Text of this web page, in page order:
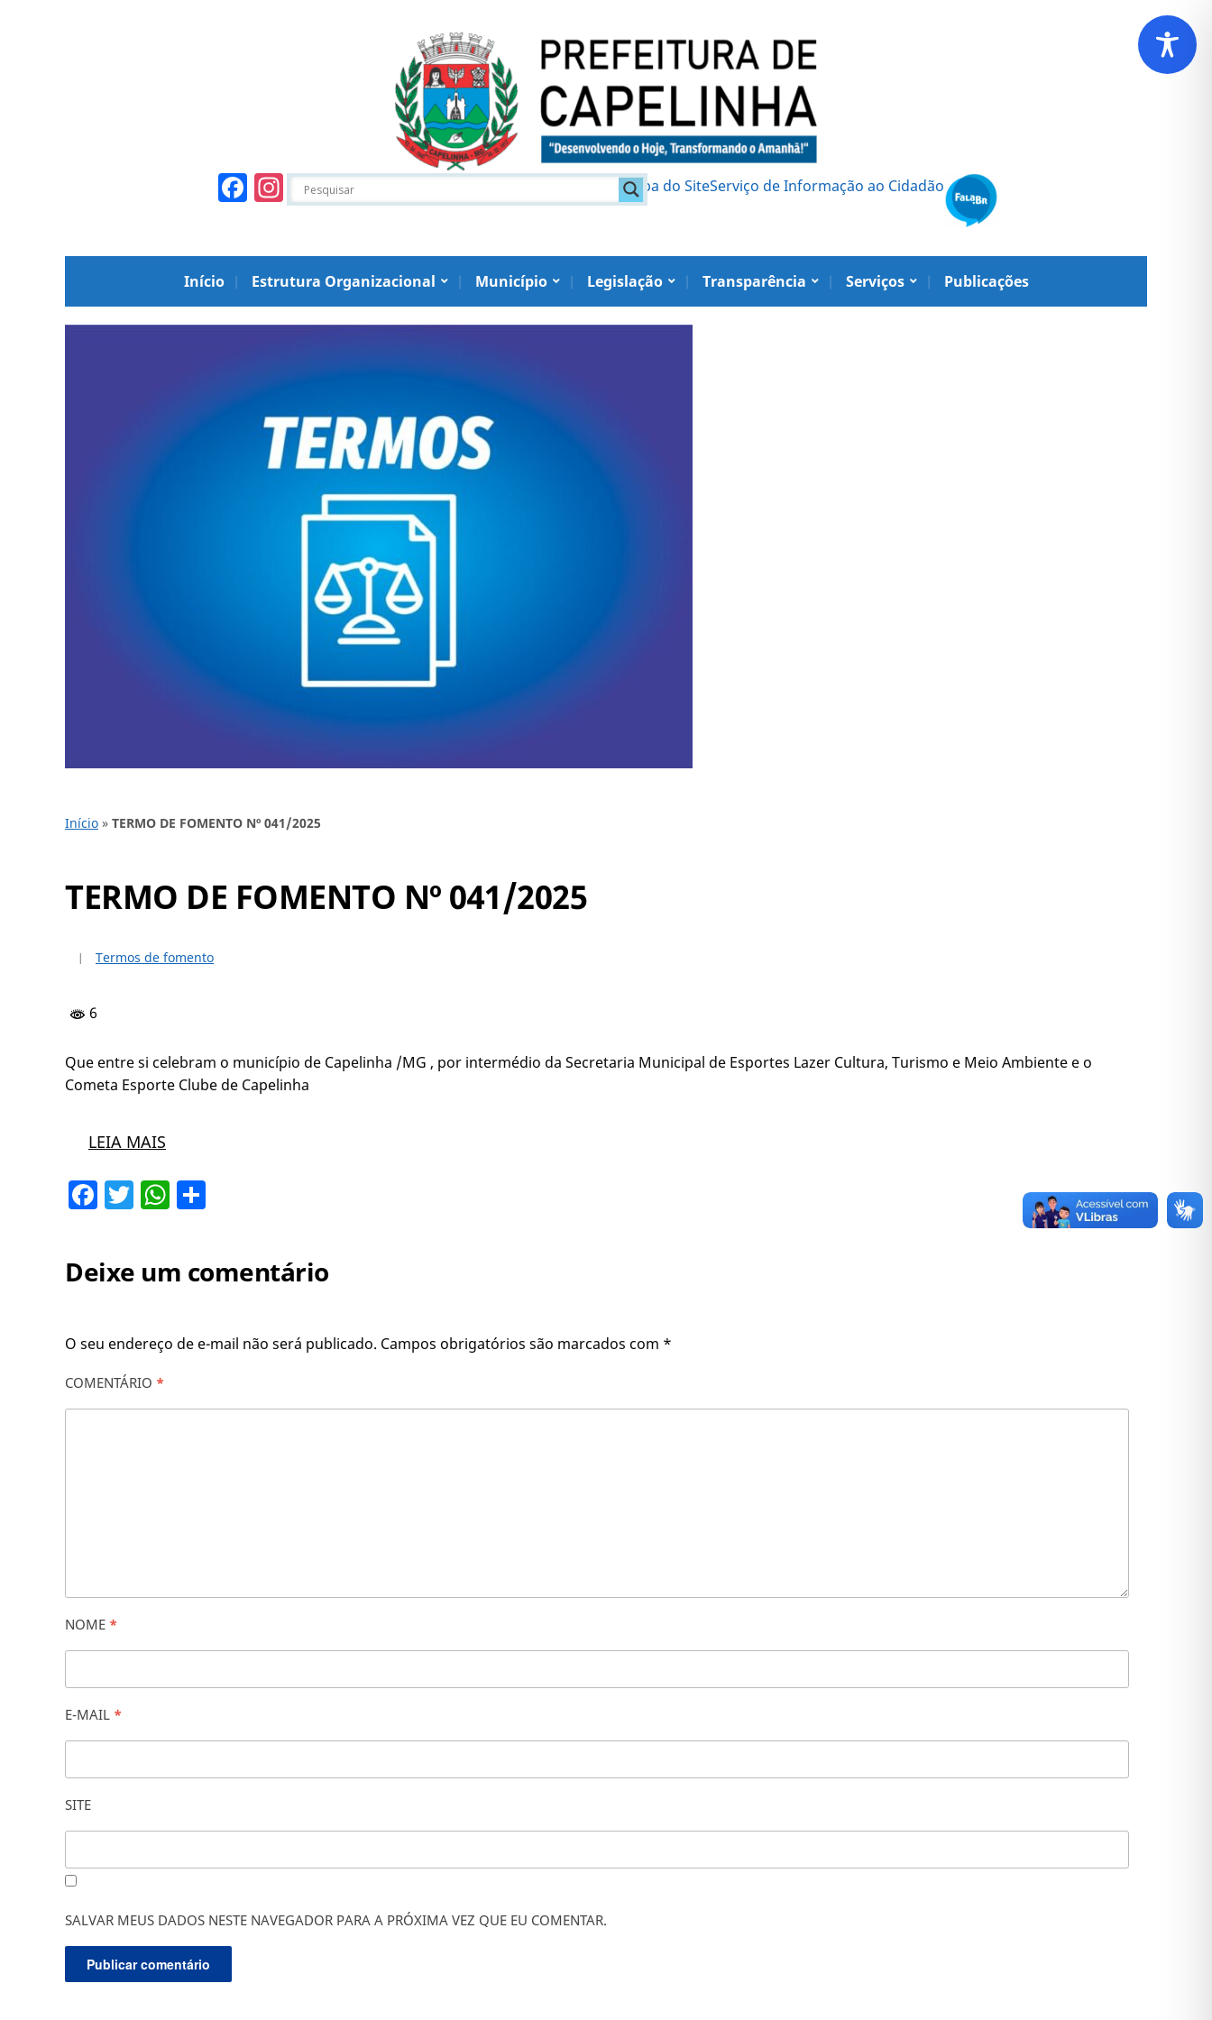
Facebook
Instagram Mapa do SiteServiço de Informação ao Cidadão
Início Estrutura Organizacional Município Legislação Transparência Serviços Publicações
Início » TERMO DE FOMENTO Nº 041/2025
TERMO DE FOMENTO Nº 041/2025
Termos de fomento
6
Que entre si celebram o município de Capelinha /MG , por intermédio da Secretaria Municipal de Esportes Lazer Cultura, Turismo e Meio Ambiente e o
Cometa Esporte Clube de Capelinha
LEIA MAIS
Facebook
TwitterWhatsApp
Deixe um comentário
O seu endereço de e-mail não será publicado. Campos obrigatórios são marcados com *
COMENTÁRIO *
NOME *
E-MAIL *
SITE
SALVAR MEUS DADOS NESTE NAVEGADOR PARA A PRÓXIMA VEZ QUE EU COMENTAR.